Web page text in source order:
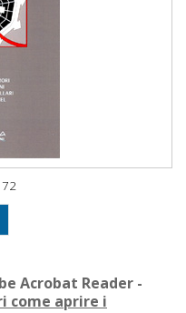
Acrobat Reader -
come aprire i